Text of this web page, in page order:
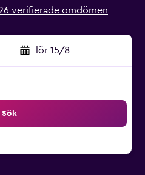
verifierade omdömen
- lör 15/8
Sök